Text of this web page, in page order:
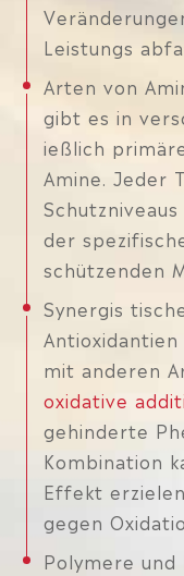
Leistungs
Arten von
gibt es in
ießlich
Amine. Jeder
der
schützenden
Synergis
mit anderen
oxidative
gehinderte
Kombination
Effekt
gegen
Polymere